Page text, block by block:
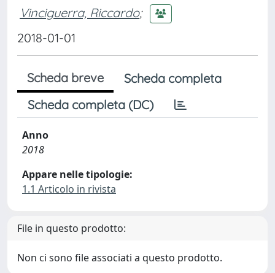
Vinciguerra, Riccardo;
2018-01-01
Scheda breve
Scheda completa
Scheda completa (DC)
Anno
2018
Appare nelle tipologie:
1.1 Articolo in rivista
File in questo prodotto:
Non ci sono file associati a questo prodotto.